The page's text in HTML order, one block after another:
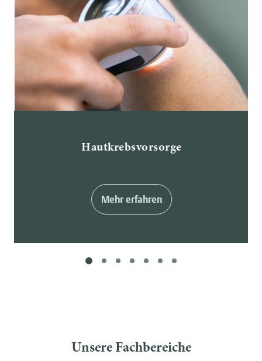
Hautkrebsvorsorge
Mehr erfahren
Unsere Fachbereiche